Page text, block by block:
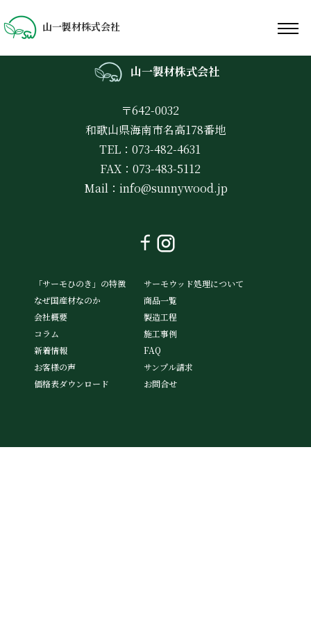
山一製材株式会社
山一製材株式会社
〒642-0032
和歌山県海南市名高178番地
TEL：073-482-4631
FAX：073-483-5112
Mail： info@sunnywood.jp
「サーモひのき」の特徴
サーモウッド処理について
なぜ国産材なのか
商品一覧
会社概要
製造工程
コラム
施工事例
新着情報
FAQ
お客様の声
サンプル請求
価格表ダウンロード
お問合せ